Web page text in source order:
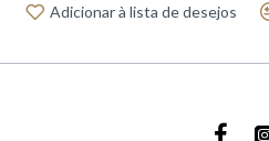
Adicionar à lista de desejos